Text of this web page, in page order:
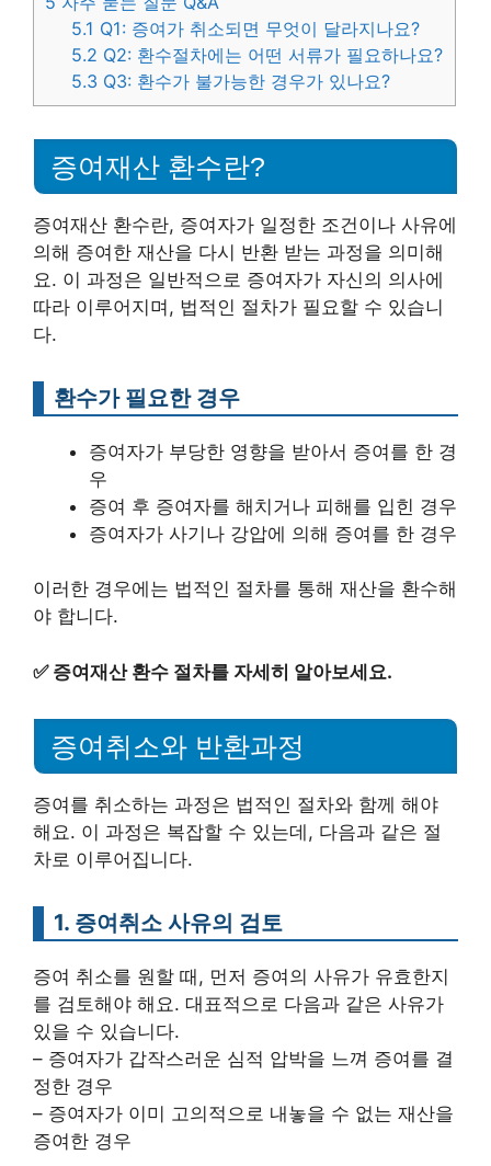
5.1 Q1: 증여가 취소되면 무엇이 달라지나요?
5.2 Q2: 환수절차에는 어떤 서류가 필요하나요?
5.3 Q3: 환수가 불가능한 경우가 있나요?
증여재산 환수란?
증여재산 환수란, 증여자가 일정한 조건이나 사유에
의해 증여한 재산을 다시 반환 받는 과정을 의미해
요. 이 과정은 일반적으로 증여자가 자신의 의사에
따라 이루어지며, 법적인 절차가 필요할 수 있습니
다.
환수가 필요한 경우
증여자가 부당한 영향을 받아서 증여를 한 경
우
증여 후 증여자를 해치거나 피해를 입힌 경우
증여자가 사기나 강압에 의해 증여를 한 경우
이러한 경우에는 법적인 절차를 통해 재산을 환수해
야 합니다.
✅ 증여재산 환수 절차를 자세히 알아보세요.
증여취소와 반환과정
증여를 취소하는 과정은 법적인 절차와 함께 해야
해요. 이 과정은 복잡할 수 있는데, 다음과 같은 절
차로 이루어집니다.
1. 증여취소 사유의 검토
증여 취소를 원할 때, 먼저 증여의 사유가 유효한지
를 검토해야 해요. 대표적으로 다음과 같은 사유가
있을 수 있습니다.
– 증여자가 갑작스러운 심적 압박을 느껴 증여를 결
정한 경우
– 증여자가 이미 고의적으로 내놓을 수 없는 재산을
증여한 경우